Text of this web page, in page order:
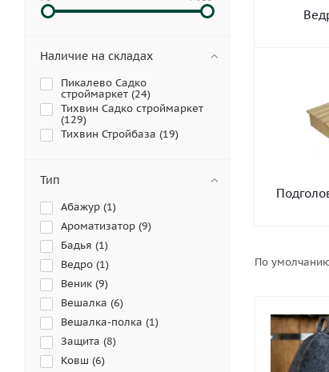
По
Наличие на складах
Пикалево Садко
строймаркет (24)
Тихвин Садко строймаркет
(129)
Тихвин Стройбаза (19)
Тип
Абажур (1)
Ароматизатор (9)
Бадья (1)
Ведро (1)
Веник (9)
Вешалка (6)
Вешалка-полка (1)
Защита (8)
Ковш (6)